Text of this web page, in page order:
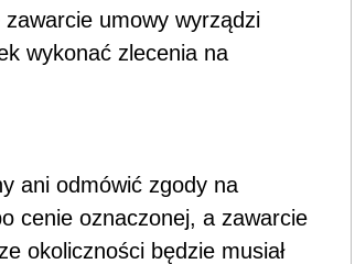
umowy wyrządzi
wykonać zlecenia na
ani odmówić zgody na
cenie oznaczonej, a zawarcie
okoliczności będzie musiał